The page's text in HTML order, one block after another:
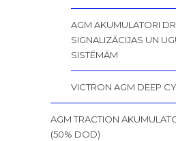
AGM AKUMULATORI
SIGNALIZĀCIJAS UN
SISTĒMĀM
VICTRON AGM DEEP
AGM TRACTION
(50% DOD)